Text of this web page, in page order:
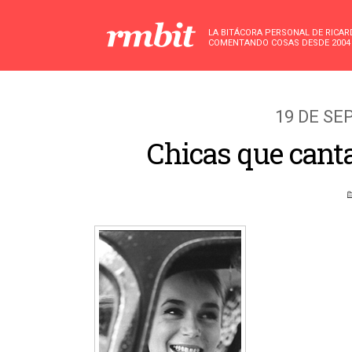
LA BITÁCORA PERSONAL DE
COMENTANDO COSAS DESDE 2004
19 DE
Chicas que